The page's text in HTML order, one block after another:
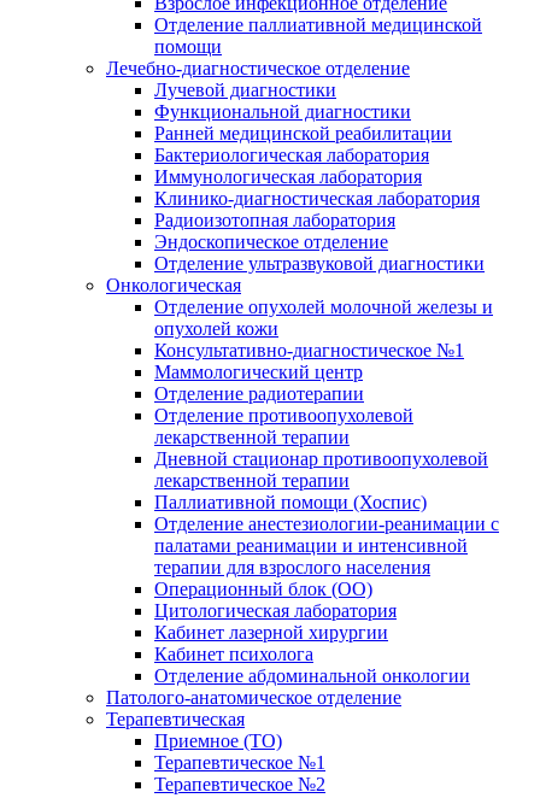
Отделение паллиативной медицинской
помощи
Лечебно-диагностическое отделение
Лучевой диагностики
Функциональной диагностики
Ранней медицинской реабилитации
Бактериологическая лаборатория
Иммунологическая лаборатория
Клинико-диагностическая лаборатория
Радиоизотопная лаборатория
Эндоскопическое отделение
Отделение ультразвуковой диагностики
Онкологическая
Отделение опухолей молочной железы и
опухолей кожи
Консультативно-диагностическое №1
Маммологический центр
Отделение радиотерапии
Отделение противоопухолевой
лекарственной терапии
Дневной стационар противоопухолевой
лекарственной терапии
Паллиативной помощи (Хоспис)
Отделение анестезиологии-реанимации с
палатами реанимации и интенсивной
терапии для взрослого населения
Операционный блок (ОО)
Цитологическая лаборатория
Кабинет лазерной хирургии
Кабинет психолога
Отделение абдоминальной онкологии
Патолого-анатомическое отделение
Терапевтическая
Приемное (ТО)
Терапевтическое №1
Терапевтическое №2